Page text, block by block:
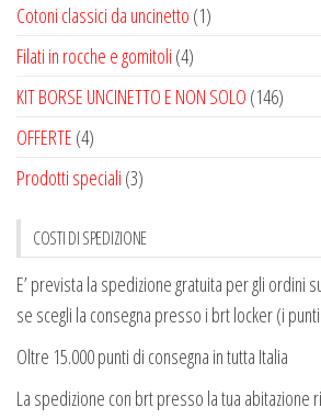
Cotoni classici da uncinetto (1)
Filati in rocche e gomitoli (4)
KIT BORSE UNCINETTO E NON SOLO (146)
OFFERTE (4)
Prodotti speciali (3)
COSTI DI SPEDIZIONE
E’ prevista la spedizione gratuita per gli ordini
se scegli la consegna presso i brt locker (i
Oltre 15.000 punti di consegna in tutta Italia
La spedizione con brt presso la tua abitazione